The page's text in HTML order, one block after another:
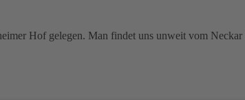
Hof gelegen. Man findet uns unweit vom